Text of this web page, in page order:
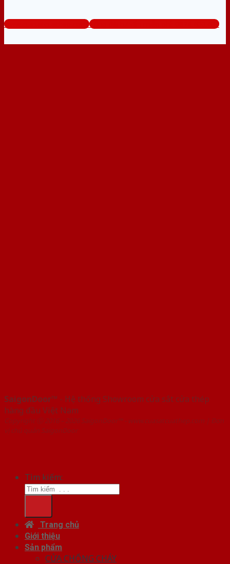
www.cuasatcuathep.com Tổng đài tư vấn miễn phí: 0824.400.400
SaigonDoor™ - Hệ thống Showroom cửa sắt cửa thép
hàng đầu Việt Nam
Copyright ⓒ 2016 – 2026 SaigonDoor™ - www.cuasatcuathep.com | Đơn
vị chủ quản SaigonDoor
Tìm kiếm:
Trang chủ
Giới thiệu
Sản phẩm
CỬA CHỐNG CHÁY